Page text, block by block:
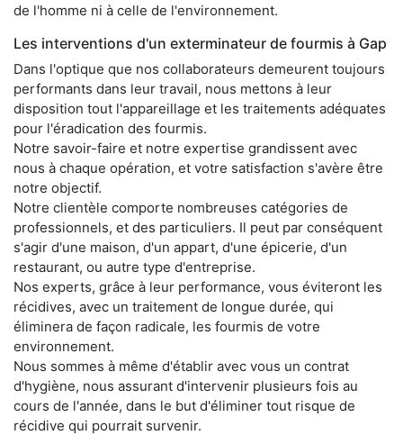
de l'homme ni à celle de l'environnement.
Les interventions d'un exterminateur de fourmis à Gap
Dans l'optique que nos collaborateurs demeurent toujours
performants dans leur travail, nous mettons à leur
disposition tout l'appareillage et les traitements adéquates
pour l'éradication des fourmis.
Notre savoir-faire et notre expertise grandissent avec
nous à chaque opération, et votre satisfaction s'avère être
notre objectif.
Notre clientèle comporte nombreuses catégories de
professionnels, et des particuliers. Il peut par conséquent
s'agir d'une maison, d'un appart, d'une épicerie, d'un
restaurant, ou autre type d'entreprise.
Nos experts, grâce à leur performance, vous éviteront les
récidives, avec un traitement de longue durée, qui
éliminera de façon radicale, les fourmis de votre
environnement.
Nous sommes à même d'établir avec vous un contrat
d'hygiène, nous assurant d'intervenir plusieurs fois au
cours de l'année, dans le but d'éliminer tout risque de
récidive qui pourrait survenir.